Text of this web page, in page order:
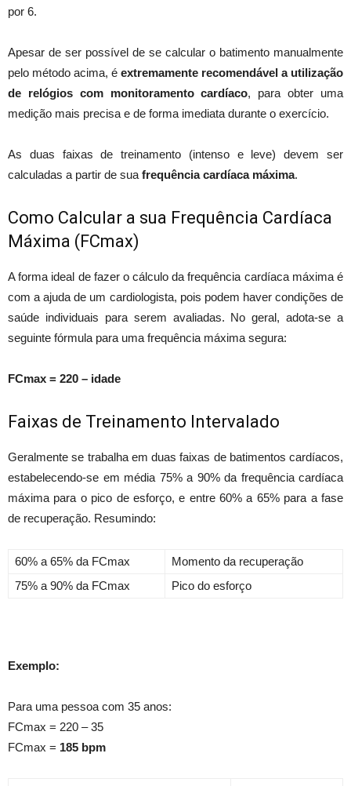
por 6.
Apesar de ser possível de se calcular o batimento manualmente
pelo método acima, é extremamente recomendável a utilização
de relógios com monitoramento cardíaco, para obter uma
medição mais precisa e de forma imediata durante o exercício.
As duas faixas de treinamento (intenso e leve) devem ser
calculadas a partir de sua frequência cardíaca máxima.
Como Calcular a sua Frequência Cardíaca
Máxima (FCmax)
A forma ideal de fazer o cálculo da frequência cardíaca máxima é
com a ajuda de um cardiologista, pois podem haver condições de
saúde individuais para serem avaliadas. No geral, adota-se a
seguinte fórmula para uma frequência máxima segura:
FCmax = 220 – idade
Faixas de Treinamento Intervalado
Geralmente se trabalha em duas faixas de batimentos cardíacos,
estabelecendo-se em média 75% a 90% da frequência cardíaca
máxima para o pico de esforço, e entre 60% a 65% para a fase
de recuperação. Resumindo:
60% a 65% da FCmax
Momento da recuperação
75% a 90% da FCmax
Pico do esforço
Exemplo:
Para uma pessoa com 35 anos:
FCmax = 220 – 35
FCmax = 185 bpm